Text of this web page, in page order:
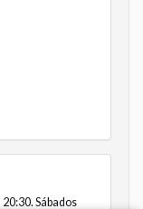
Sábados